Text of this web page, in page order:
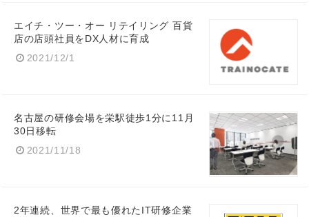
エイチ・ツー・オー リテイリング 百貨
店の店頭社員をDX人材に育成
2021/12/1
名古屋の研修会場を栄駅徒歩1分に11月
30日移転
2021/11/18
2年連続、世界で最も優れたIT研修企業